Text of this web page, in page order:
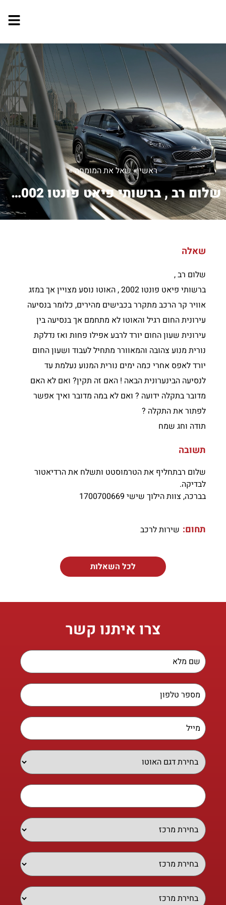
ראשי»שאל את המומחה»
שלום רב , ברשותי פיאט פונטו 2002 , הא...
שאלה
שלום רב ,
ברשותי פיאט פונטו 2002 , האוטו נוסע מצויין אך במזג
אוויר קר הרכב מתקרר בכבישים מהירים, כלומר בנסיעה
עירונית החום רגיל והאוטו לא מתחמם אך בנסיעה בין
עירונית שעון החום יורד לרבע אפילו פחות ואז נדלקת
נורית מנוע צהובה והמאוורר מתחיל לעבוד ושעון החום
יורד לאפס אחרי כמה ימים נורית המנוע נעלמת עד
לנסיעה הבינערונית הבאה ! האם זה תקין? ואם לא האם
מדובר בתקלה ידועה ? ואם לא במה מדובר ואיך אפשר
לפתור את התקלה ?
תודה וחג שמח
תשובה
שלום רבתחליף את הטרמוסטט ותשלח את הרדיאטור
לבדיקה.
בברכה, צוות הילוך שישי 1700700669
תחום: שירות לרכב
לכל השאלות
צרו איתנו קשר